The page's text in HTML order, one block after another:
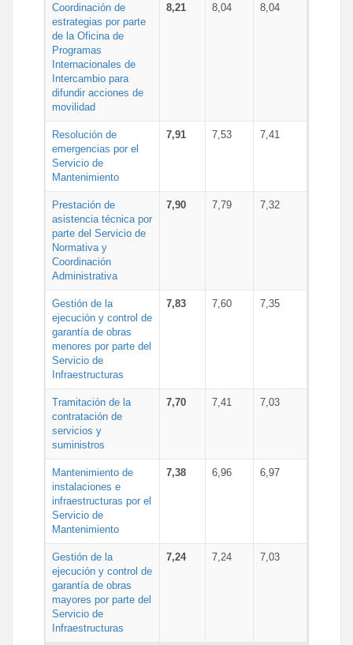
Coordinación de
estrategias por parte
de la Oficina de
Programas
Internacionales de
Intercambio para
difundir acciones de
movilidad
8,21 8,04 8,04
Resolución de
emergencias por el
Servicio de
Mantenimiento
7,91 7,53 7,41
Prestación de
asistencia técnica por
parte del Servicio de
Normativa y
Coordinación
Administrativa
7,90 7,79 7,32
Gestión de la
ejecución y control de
garantía de obras
menores por parte del
Servicio de
Infraestructuras
7,83 7,60 7,35
Tramitación de la
contratación de
servicios y
suministros
7,70 7,41 7,03
Mantenimiento de
instalaciones e
infraestructuras por el
Servicio de
Mantenimiento
7,38 6,96 6,97
Gestión de la
ejecución y control de
garantía de obras
mayores por parte del
Servicio de
Infraestructuras
7,24 7,24 7,03